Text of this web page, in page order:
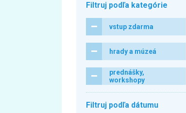
Filtruj podľa kategórie
vstup zdarma
hrady a múzeá
prednášky,
workshopy
Filtruj podľa dátumu